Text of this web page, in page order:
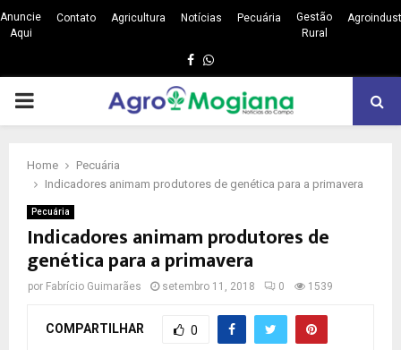
Anuncie
Aqui
Contato Agricultura Notícias Pecuária
Gestão
Rural
Facebook
Whatsapp
PRIMARY
Home
Pecuária
Indicadores animam produtores de genética para a primavera
Pecuária
Indicadores animam produtores de
genética para a primavera
por Fabrício Guimarães setembro 11, 2018 0 1539
COMPARTILHAR 0